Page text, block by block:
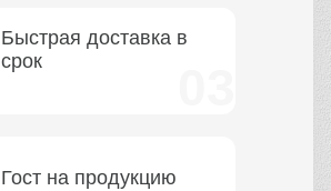
Быстрая доставка в
срок
Гост на продукцию